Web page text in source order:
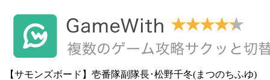
【サモンズボード】壱番隊副隊長･松野千冬(まつのちふゆ)